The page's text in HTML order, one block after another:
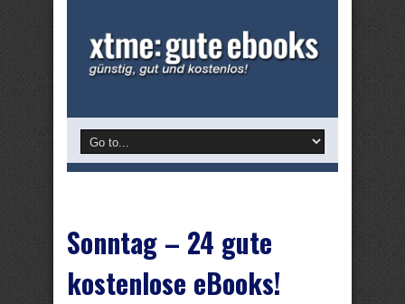
Sonntag – 24 gute
kostenlose eBooks!